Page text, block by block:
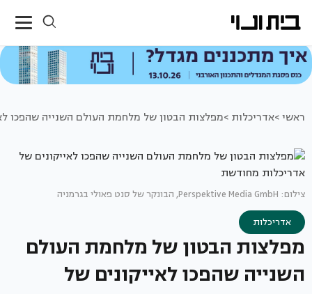
ראשי >אדריכלות >מפלצות הבטון של מלחמת העולם השנייה שהפכו
צילום: Perspektive Media GmbH, הבונקר של סנט פאולי בגרמניה
אדריכלות
מפלצות הבטון של מלחמת העולם
השנייה שהפכו לאייקונים של